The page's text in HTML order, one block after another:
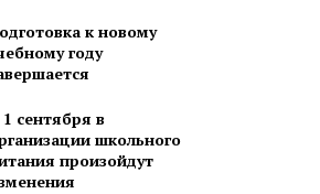
к новому
году
сентября в
школьного
произойдут